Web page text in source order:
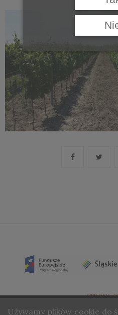
STRONA
O
Używamy plików cookie do